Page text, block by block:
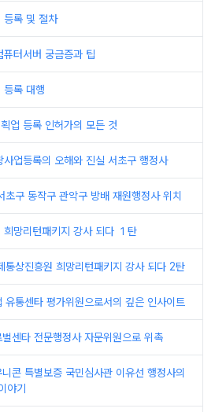
등록 및 절차
퓨터서버 궁금증과 팁
등록 대행
업 등록 인허가의 모든 것
사업등록의 오해와 진실 서초구 행정사
초구 동작구 관악구 방배 재원행정사 위치
희망리턴패키지 강사 되다 １탄
통상진흥원 희망리턴패키지 강사 되다 2탄
유통센타 평가위원으로서의 깊은 인사이트
센타 전문행정사 자문위원으로 위촉
콘 특별보증 국민심사관 이유선 행정사의
야기